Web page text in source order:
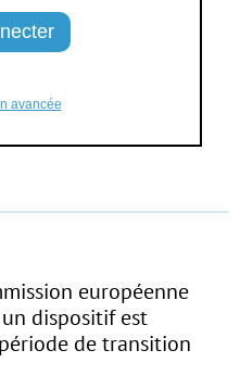
avancée
européenne
dispositif est
de transition